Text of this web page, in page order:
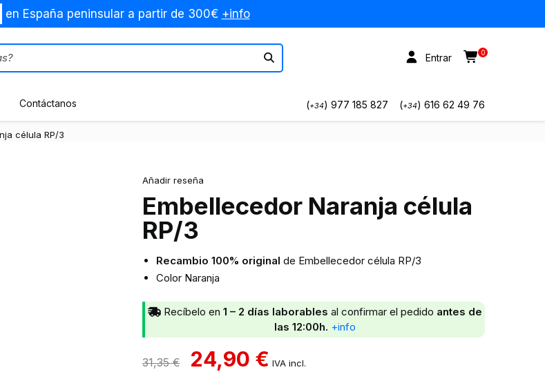
en España peninsular a partir de 300€ +info
0
Entrar
Contáctanos (+34) 977 185 827 (+34) 616 62 49 76
célula RP/3
Añadir reseña
Embellecedor Naranja célula
RP/3
Recambio 100% original de Embellecedor célula RP/3
Color Naranja
Recíbelo en 1 – 2 días laborables al confirmar el pedido antes de
las 12:00h. +info
31,35€ 24,90 € IVA incl.